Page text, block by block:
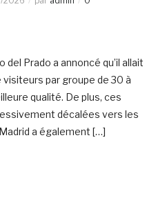
del Prado a annoncé qu’il allait
par groupe de 30 à
qualité. De plus, ces
décalées vers les
a également […]